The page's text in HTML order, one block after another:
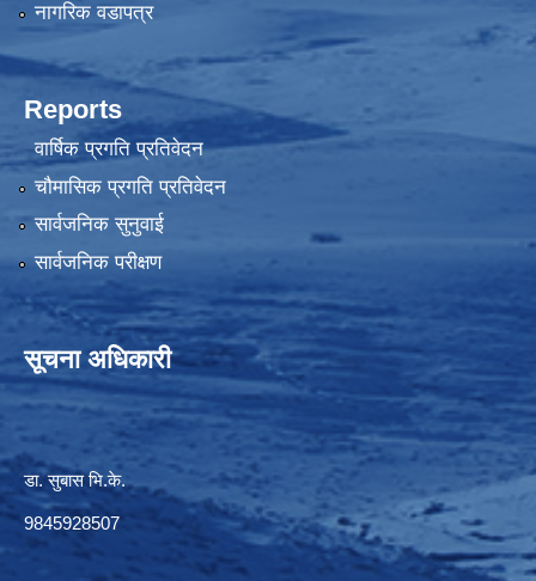
नागरिक वडापत्र
Reports
वार्षिक प्रगति प्रतिवेदन
चौमासिक प्रगति प्रतिवेदन
सार्वजनिक सुनुवाई
सार्वजनिक परीक्षण
सूचना अधिकारी
डा. सुबास भि.के.
9845928507